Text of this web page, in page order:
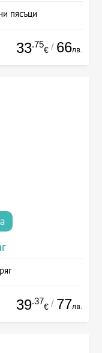
пясъци
33.75
€ / 66лв.
39.37
€ / 77лв.